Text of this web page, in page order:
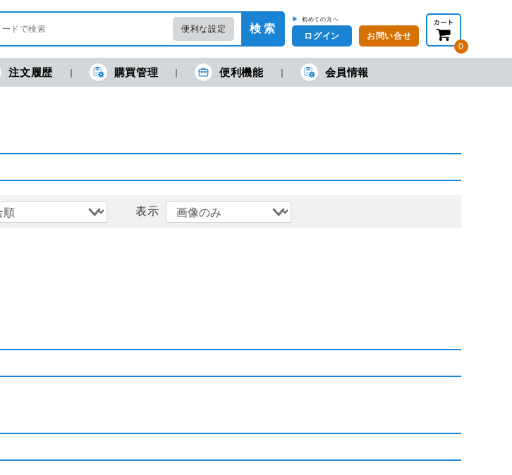
便利な設定 検 索
▶ 初めての方へ
ログイン
お問い合せ
0
現在の金額合計： 円 (税抜) 円(税込)
注文履歴 購買管理 便利機能 会員情報
表示